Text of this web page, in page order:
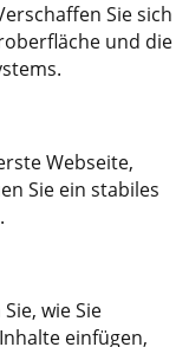
Sie sich
und die
Webseite,
Sie ein stabiles
wie Sie
einfügen,